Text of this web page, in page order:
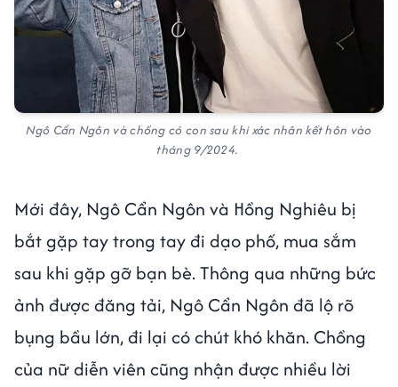
Ngô Cẩn Ngôn và chồng có con sau khi xác nhân kết hôn vào
tháng 9/2024.
Mới đây, Ngô Cẩn Ngôn và Hồng Nghiêu bị
bắt gặp tay trong tay đi dạo phố, mua sắm
sau khi gặp gỡ bạn bè. Thông qua những bức
ảnh được đăng tải, Ngô Cẩn Ngôn đã lộ rõ
bụng bầu lớn, đi lại có chút khó khăn. Chồng
của nữ diễn viên cũng nhận được nhiều lời